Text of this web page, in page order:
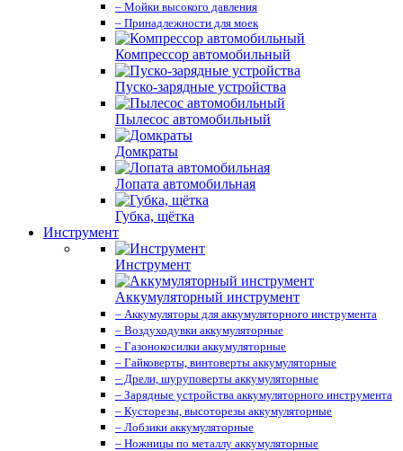
– Мойки высокого давления
– Принадлежности для моек
Компрессор автомобильный
Пуско-зарядные устройства
Пылесос автомобильный
Домкраты
Лопата автомобильная
Губка, щётка
Инструмент
Инструмент
Аккумуляторный инструмент
– Аккумуляторы для аккумуляторного инструмента
– Воздуходувки аккумуляторные
– Газонокосилки аккумуляторные
– Гайковерты, винтоверты аккумуляторные
– Дрели, шуруповерты аккумуляторные
– Зарядные устройства аккумуляторного инструмента
– Кусторезы, высоторезы аккумуляторные
– Лобзики аккумуляторные
– Ножницы по металлу аккумуляторные